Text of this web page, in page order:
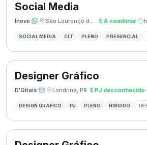
Social Media
Inove· · São Lourenço do Oeste, SC · A combinar·
SOCIAL MEDIA CLT PLENO PRESENCIAL
Designer Gráfico
D'Gitais· · Londrina, PR· PJ desconhecido·
DESIGN GRÁFICO PJ PLENO HÍBRIDO